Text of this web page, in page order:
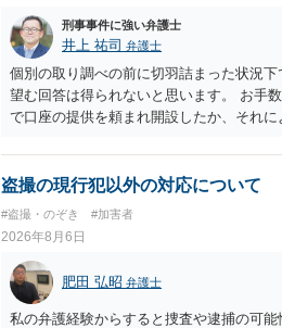
刑事事件に強い弁護士
井上 祐司 弁護士
個別の取り調べの前に切羽詰まった状況
望む回答は得られないと思います。 お手
で口座の提供を頼まれ開設したか、それ
でいえば、任意取り調べの場合、ＩＣレ
ます。
盗撮の現行犯以外の対応について
#盗撮・のぞき #加害者
2026年8月6日
肥田 弘昭 弁護士
私の弁護経験からすると捜査や逮捕の可